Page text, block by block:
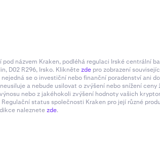
názvem Kraken, podléhá regulaci Irské
D02 R296, Irsko. Kliknětezde pro zobrazení
se o investiční nebo finanční poradenství
a nebude usilovat o zvýšení nebo snížení
nebo z jakéhokoli zvýšení hodnoty vašich
status společnosti Kraken pro její různé
naleznetezde.